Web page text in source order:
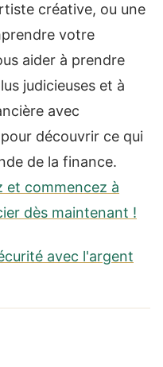
créative, ou une
votre
aider à prendre
judicieuses et à
avec
découvrir ce qui
de la finance.
et commencez à
dès maintenant !
avec l'argent